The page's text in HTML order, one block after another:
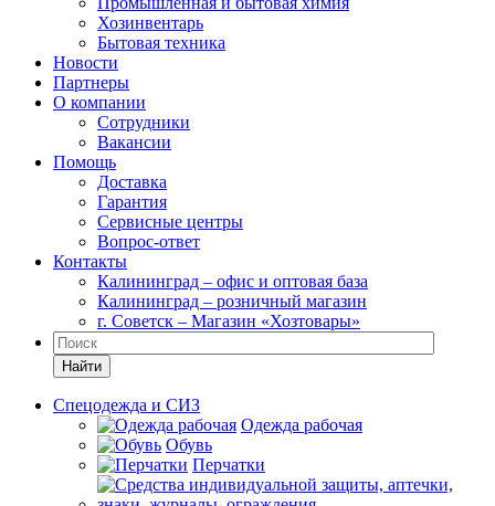
Хозинвентарь
Бытовая техника
Новости
Партнеры
О компании
Сотрудники
Вакансии
Помощь
Доставка
Гарантия
Сервисные центры
Вопрос-ответ
Контакты
Калининград – офис и оптовая база
Калининград – розничный магазин
г. Советск – Магазин «Хозтовары»
Найти
Спецодежда и СИЗ
Одежда рабочая
Обувь
Перчатки